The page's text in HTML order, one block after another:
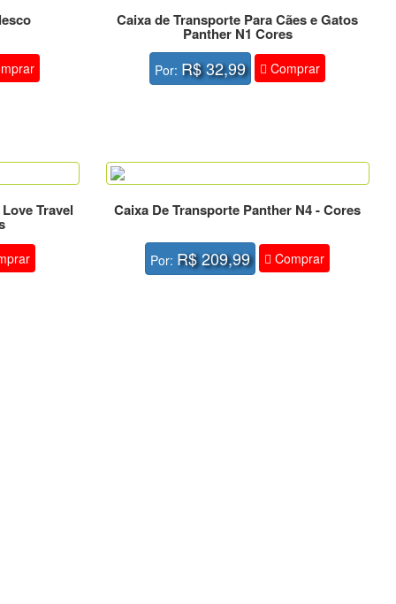
Caixa de Transporte Para Cães e Gatos
Panther N1 Cores
Por: R$ 32,99 Comprar
Travel Caixa De Transporte Panther N4 - Cores
Por: R$ 209,99 Comprar